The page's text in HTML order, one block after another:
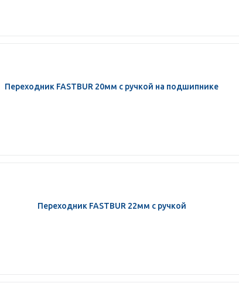
Переходник FASTBUR 20мм с ручкой на подшипнике
Переходник FASTBUR 22мм с ручкой